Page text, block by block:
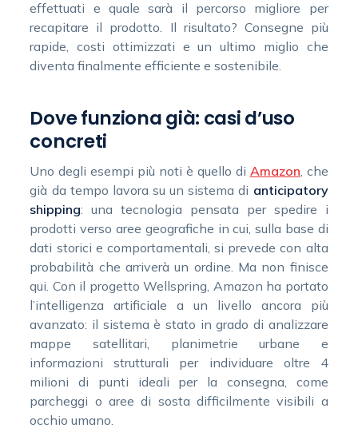
effettuati e quale sarà il percorso migliore per
recapitare il prodotto. Il risultato? Consegne più
rapide, costi ottimizzati e un ultimo miglio che
diventa finalmente efficiente e sostenibile.
Dove funziona già: casi d’uso
concreti
Uno degli esempi più noti è quello di Amazon, che
già da tempo lavora su un sistema di anticipatory
shipping: una tecnologia pensata per spedire i
prodotti verso aree geografiche in cui, sulla base di
dati storici e comportamentali, si prevede con alta
probabilità che arriverà un ordine. Ma non finisce
qui. Con il progetto Wellspring, Amazon ha portato
l’intelligenza artificiale a un livello ancora più
avanzato: il sistema è stato in grado di analizzare
mappe satellitari, planimetrie urbane e
informazioni strutturali per individuare oltre 4
milioni di punti ideali per la consegna, come
parcheggi o aree di sosta difficilmente visibili a
occhio umano.